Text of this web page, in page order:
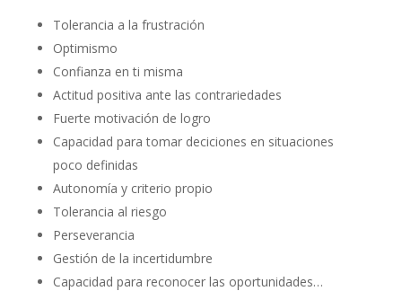
Tolerancia a la frustración
Optimismo
Confianza en ti misma
Actitud positiva ante las contrariedades
Fuerte motivación de logro
Capacidad para tomar deciciones en situaciones
poco definidas
Autonomía y criterio propio
Tolerancia al riesgo
Perseverancia
Gestión de la incertidumbre
Capacidad para reconocer las oportunidades…